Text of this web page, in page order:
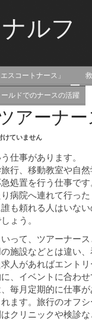
ルフ
スコートナース」
ルドでのナースの活躍
アーナ
けていません
仕事があります。
行、移動教室や自
処置を行う仕事です
病院へ連れて行っ
も頼れる人はいな
ょう。
って、ツアーナー
施設などとは違い
人があればエント
、イベントに合わ
毎月定期的に仕事
ます。旅行のオフ
クリニックや検診